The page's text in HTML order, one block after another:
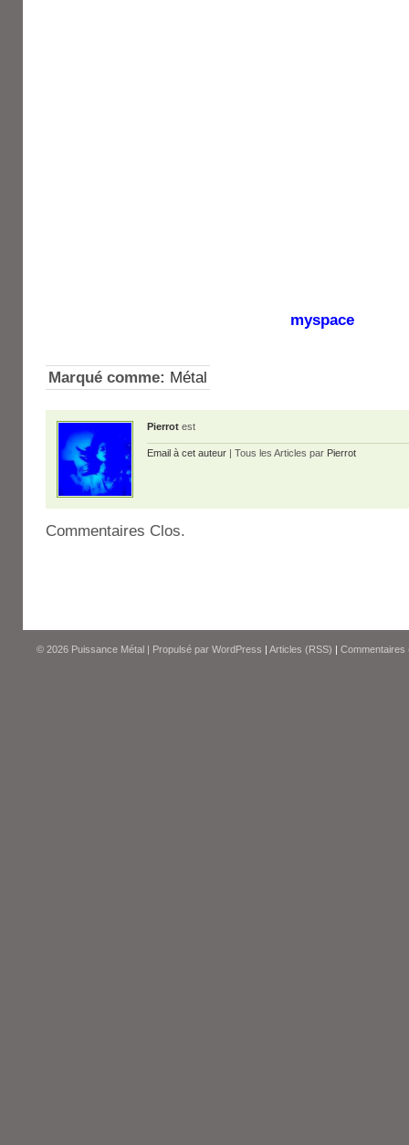
myspace
Marqué comme: Métal
Pierrot est
Email à cet auteur | Tous les Articles par Pierrot
Commentaires Clos.
© 2026 Puissance Métal | Propulsé par WordPress | Articles (RSS) | Commentaires